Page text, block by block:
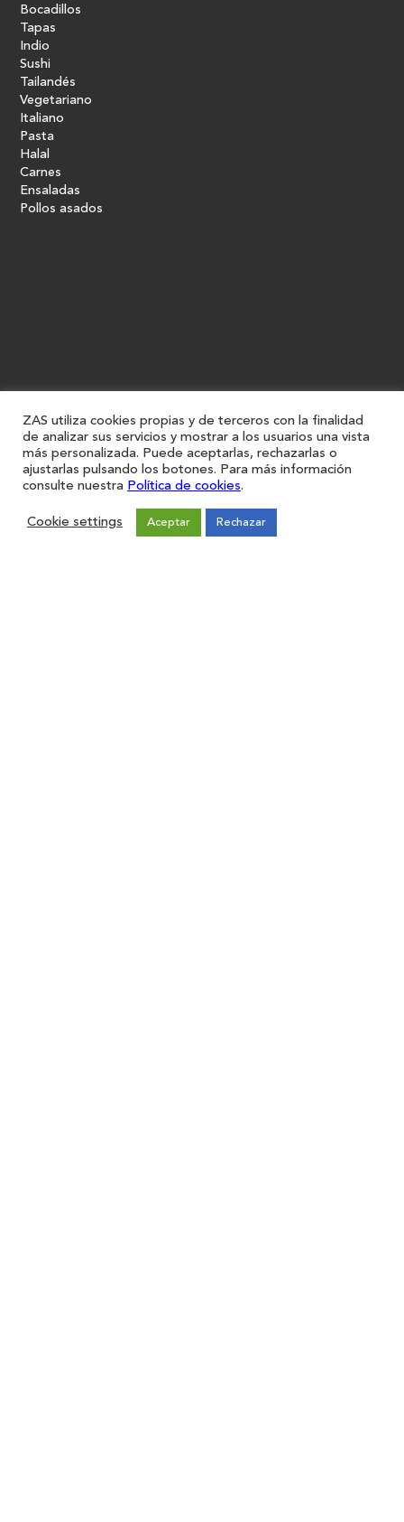
Bocadillos
Tapas
Indio
Sushi
Tailandés
Vegetariano
Italiano
Pasta
Halal
Carnes
Ensaladas
Pollos asados
ZAS utiliza cookies propias y de terceros con la finalidad
de analizar sus servicios y mostrar a los usuarios una vista
más personalizada. Puede aceptarlas, rechazarlas o
ajustarlas pulsando los botones. Para más información
consulte nuestra Política de cookies.
Cookie settings Aceptar Rechazar